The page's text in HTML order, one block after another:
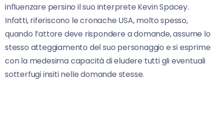
influenzare persino il suo interprete Kevin Spacey.
Infatti, riferiscono le cronache USA, molto spesso,
quando l’attore deve rispondere a domande, assume lo
stesso atteggiamento del suo personaggio e si esprime
con la medesima capacità di eludere tutti gli eventuali
sotterfugi insiti nelle domande stesse.